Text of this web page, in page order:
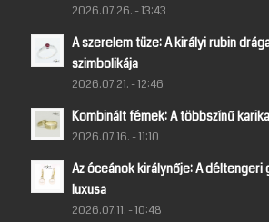
2026.07.26. - 13:43
A szerelem tüze: A királyi rubin
szimbolikája
2026.07.21. - 12:46
Kombinált fémek: A többszínű
2026.07.16. - 11:10
Az óceánok királynője: A déltengeri
luxusa
2026.07.11. - 10:48